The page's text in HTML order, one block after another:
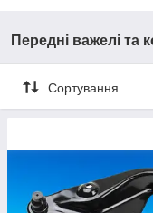
Передні важелі та
Сортування